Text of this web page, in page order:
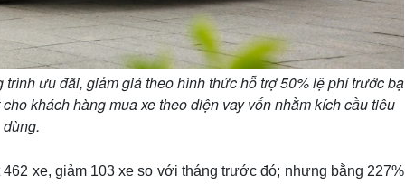
ưu đãi, giảm giá theo hình thức hỗ trợ 50% lệ phí trước bạ
khách hàng mua xe theo diện vay vốn nhằm kích cầu tiêu
dùng.
xe, giảm 103 xe so với tháng trước đó; nhưng bằng 227%